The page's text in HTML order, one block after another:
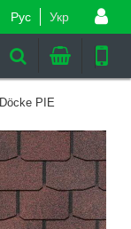
Рус Укр
Döcke PIE